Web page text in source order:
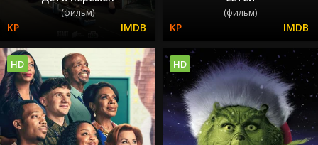
(фильм) (фильм)
HD HD